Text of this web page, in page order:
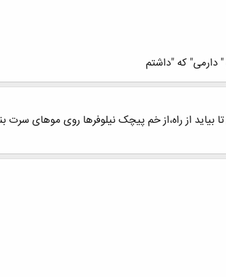
كه "داشتم
از راه،از خم پیچک نیلوفرها روی موهای سرت